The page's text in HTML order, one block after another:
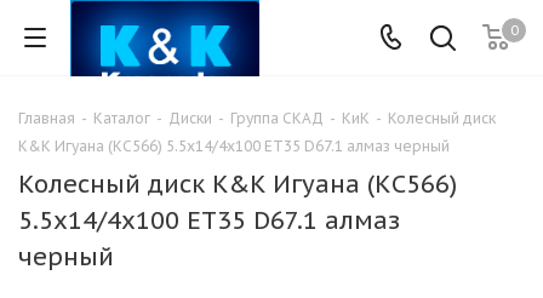
0
Главная - Каталог - Диски - Группа СКАД - КиК - Колесный диск
K&K Игуана (КС566) 5.5x14/4x100 ET35 D67.1 алмаз черный
Колесный диск K&K Игуана (КС566)
5.5x14/4x100 ET35 D67.1 алмаз
черный